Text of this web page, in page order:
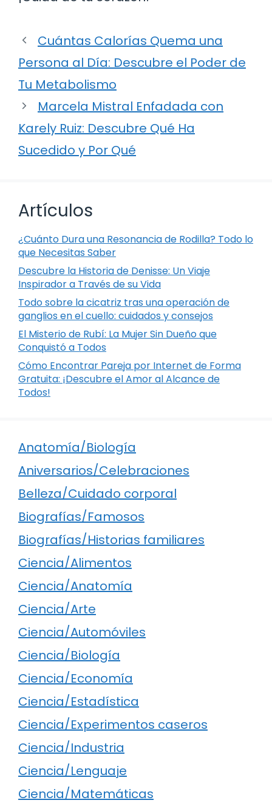
Cuántas Calorías Quema una
Persona al Día: Descubre el Poder de
Tu Metabolismo
Marcela Mistral Enfadada con
Karely Ruiz: Descubre Qué Ha
Sucedido y Por Qué
Artículos
¿Cuánto Dura una Resonancia de Rodilla? Todo lo
que Necesitas Saber
Descubre la Historia de Denisse: Un Viaje
Inspirador a Través de su Vida
Todo sobre la cicatriz tras una operación de
ganglios en el cuello: cuidados y consejos
El Misterio de Rubí: La Mujer Sin Dueño que
Conquistó a Todos
Cómo Encontrar Pareja por Internet de Forma
Gratuita: ¡Descubre el Amor al Alcance de
Todos!
Anatomía/Biología
Aniversarios/Celebraciones
Belleza/Cuidado corporal
Biografías/Famosos
Biografías/Historias familiares
Ciencia/Alimentos
Ciencia/Anatomía
Ciencia/Arte
Ciencia/Automóviles
Ciencia/Biología
Ciencia/Economía
Ciencia/Estadística
Ciencia/Experimentos caseros
Ciencia/Industria
Ciencia/Lenguaje
Ciencia/Matemáticas